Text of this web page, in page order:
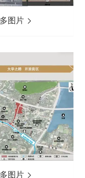
图片
图片